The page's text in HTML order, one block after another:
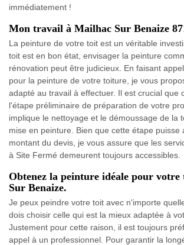
immédiatement !
Mon travail à Mailhac Sur Benaize
La peinture de votre toit est un véritable
toit est en bon état, envisager la peinture
rénovation peut être judicieux. En faisant
pour la peinture de votre toiture, je vous
adapté au travail à effectuer. Il est crucial que
l'étape préliminaire de préparation de votre
implique le nettoyage et le démoussage de la
mise en peinture. Bien que cette étape puisse
montant du devis, je vous assure que les
à Site Fermé demeurent toujours accessibles.
Obtenez la peinture idéale pour
Sur Benaize.
Je peux peindre votre toit avec n'importe
dois choisir celle qui est la mieux adaptée à
Justement pour cette raison, il est toujours
appel à un professionnel. Pour garantir la